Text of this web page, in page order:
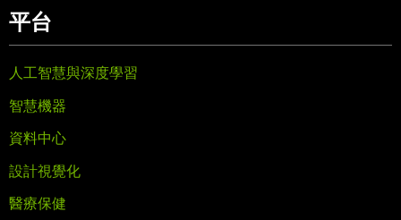
平台
人工智慧與深度學習
智慧機器
資料中心
設計視覺化
醫療保健